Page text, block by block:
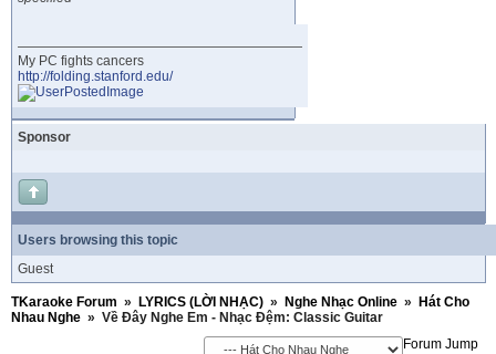
My PC fights cancers
http://folding.stanford.edu/
Sponsor
Users browsing this topic
Guest
TKaraoke Forum » LYRICS (LỜI NHẠC) » Nghe Nhạc Online »
Hát Cho
Nhau Nghe » Về Đây Nghe Em - Nhạc Đệm: Classic Guitar
Forum Jump